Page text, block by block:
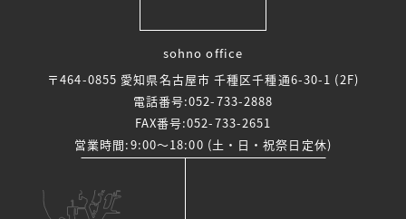
sohno office
〒464-0855 愛知県名古屋市 千種区千種通6-30-1 (2F)
電話番号:052-733-2888
FAX番号:052-733-2651
営業時間:9:00～18:00 (土・日・祝祭日定休)